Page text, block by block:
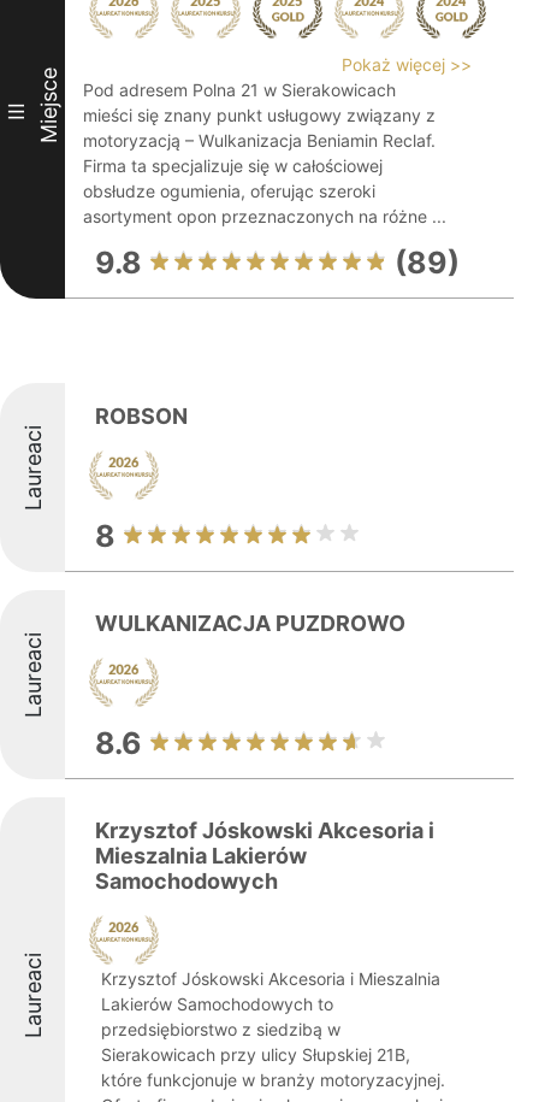
III Miejsce
Pokaż więcej >>
Pod adresem Polna 21 w Sierakowicach
mieści się znany punkt usługowy związany z
motoryzacją – Wulkanizacja Beniamin Reclaf.
Firma ta specjalizuje się w całościowej
obsłudze ogumienia, oferując szeroki
asortyment opon przeznaczonych na różne ...
9.8 (89)
Laureaci
ROBSON
8
Laureaci
WULKANIZACJA PUZDROWO
8.6
Laureaci
Krzysztof Jóskowski Akcesoria i
Mieszalnia Lakierów
Samochodowych
Krzysztof Jóskowski Akcesoria i Mieszalnia
Lakierów Samochodowych to
przedsiębiorstwo z siedzibą w
Sierakowicach przy ulicy Słupskiej 21B,
które funkcjonuje w branży motoryzacyjnej.